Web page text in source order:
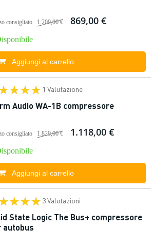
consigliato 1.209,00 € 869,00 €
Aggiungi al carrello
1 Valutazione
Audio WA-1B compressore
consigliato 1.829,00 € 1.118,00 €
Aggiungi al carrello
3 Valutazioni
State Logic The Bus+ compressore
autobus